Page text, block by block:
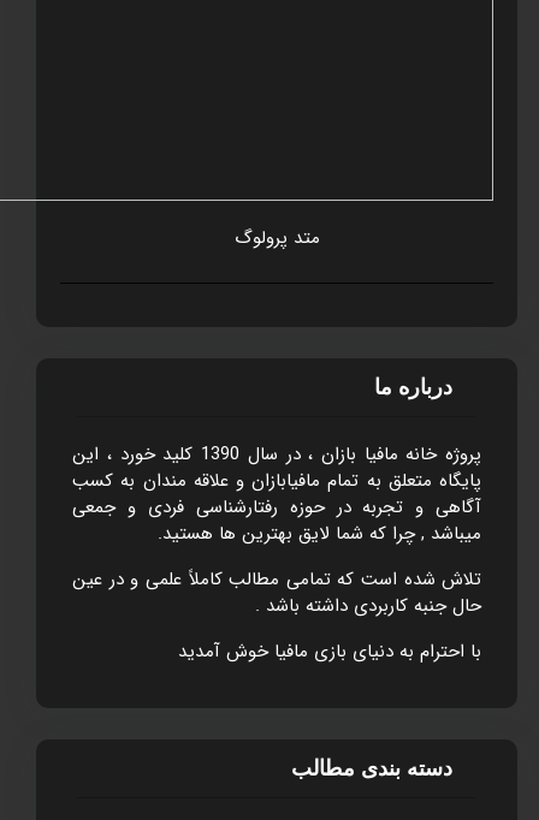
متد پرولوگ
درباره ما
پروژه خانه مافيا بازان ، در سال 1390 کليد خورد ، اين
پايگاه متعلق به تمام مافيابازان و علاقه مندان به کسب
آگاهی و تجربه در حوزه رفتارشناسی فردی و جمعی
ميباشد , چرا که شما لايق بهترين ها هستيد.
تلاش شده است که تمامی مطالب کاملاً علمی و در عين
حال جنبه کاربردی داشته باشد .
با احترام به دنيای بازی مافيا خوش آمديد
دسته بندی مطالب